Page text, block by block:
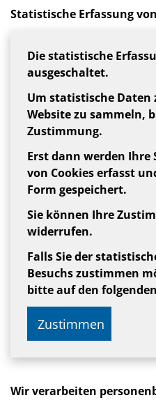
Statistische Erfassung
Die statistische
ausgeschaltet.
Um statistische
Website zu sammeln,
Zustimmung.
Erst dann werden
von Cookies erfasst
Form gespeichert.
Sie können Ihre
widerrufen.
Falls Sie der
Besuchs zustimmen
bitte auf den
Zustimmen
Wir verarbeiten